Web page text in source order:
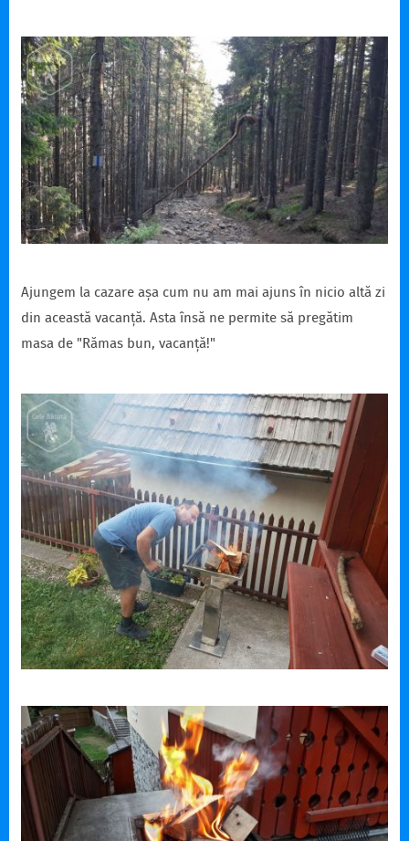
Ajungem la cazare așa cum nu am mai ajuns în nicio altă zi
din această vacanță. Asta însă ne permite să pregătim
masa de "Rămas bun, vacanță!"